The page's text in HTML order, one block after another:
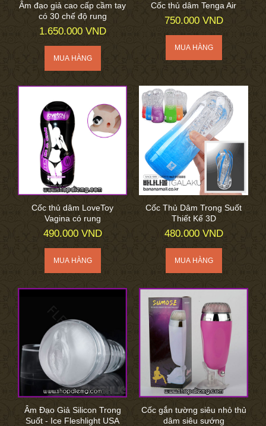
Âm đạo giả cao cấp cầm tay
có 30 chế độ rung
1.650.000 VND
Cốc thủ dâm Tenga Air
750.000 VND
Cốc thủ dâm LoveToy
Vagina có rung
490.000 VND
Cốc Thủ Dâm Trong Suốt
Thiết Kế 3D
480.000 VND
Âm Đạo Giả Silicon Trong
Suốt - Ice Fleshlight USA
Cốc gắn tường siêu nhỏ thủ
dâm siêu sướng